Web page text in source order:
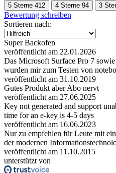
5 Sterne 412 4 Sterne 94 3
Bewertung schreiben
Sortieren nach:
Super Backofen
veröffentlicht am 22.01.2026
Das Microsoft Surface Pro 7
wurden mir zum Testen von
veröffentlicht am 31.10.2019
Gutes Produkt aber Abo nervt
veröffentlicht am 27.06.2025
Key not generated and support
time for an e-key is 4-5 days
veröffentlicht am 16.06.2023
Nur zu empfehlen für Leute mit
der modernen
veröffentlicht am 11.10.2015
unterstützt von